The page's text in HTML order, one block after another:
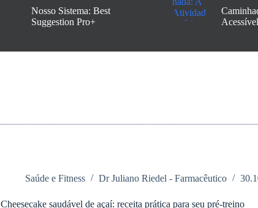
Nosso Sistema: Best
Suggestion Pro+
Saúde e Fitness Dr Juliano Riedel - Farmacêutico
Cheesecake saudável de açaí: receita prática para seu pré-treino